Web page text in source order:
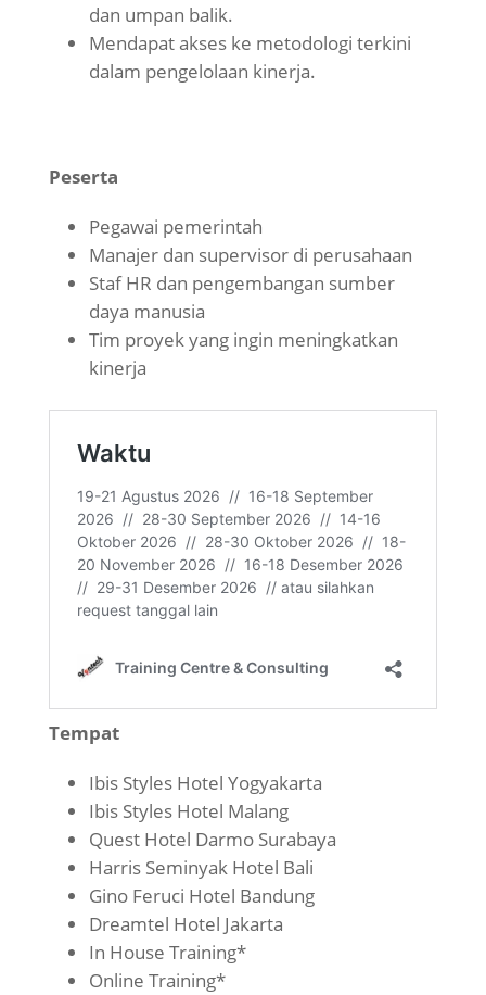
dan umpan balik.
Mendapat akses ke metodologi terkini
dalam pengelolaan kinerja.
Peserta
Pegawai pemerintah
Manajer dan supervisor di perusahaan
Staf HR dan pengembangan sumber
daya manusia
Tim proyek yang ingin meningkatkan
kinerja
Tempat
Ibis Styles Hotel Yogyakarta
Ibis Styles Hotel Malang
Quest Hotel Darmo Surabaya
Harris Seminyak Hotel Bali
Gino Feruci Hotel Bandung
Dreamtel Hotel Jakarta
In House Training*
Online Training*